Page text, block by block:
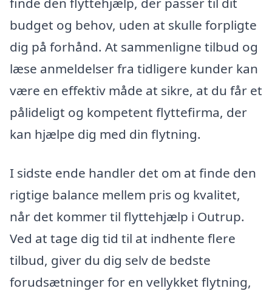
budget og behov, uden at skulle forpligte
dig på forhånd. At sammenligne tilbud og
læse anmeldelser fra tidligere kunder kan
være en effektiv måde at sikre, at du får et
pålideligt og kompetent flyttefirma, der
kan hjælpe dig med din flytning.
I sidste ende handler det om at finde den
rigtige balance mellem pris og kvalitet,
når det kommer til flyttehjælp i Outrup.
Ved at tage dig tid til at indhente flere
tilbud, giver du dig selv de bedste
forudsætninger for en vellykket flytning,